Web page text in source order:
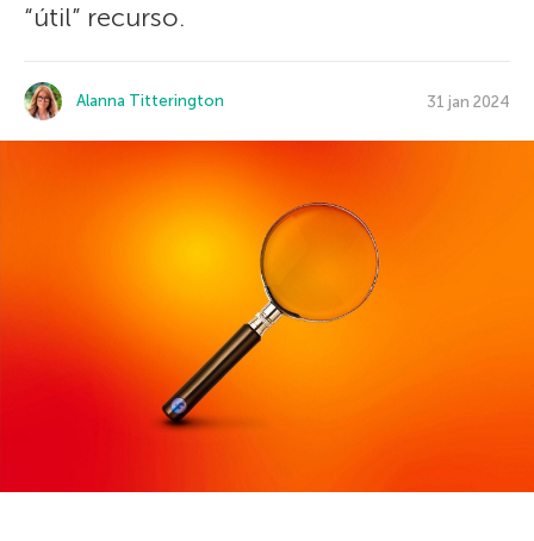
“útil” recurso.
Alanna Titterington 31 jan 2024